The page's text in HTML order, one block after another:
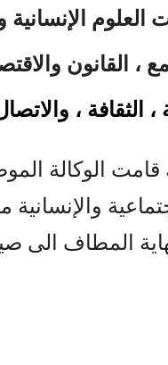
العلوم الإنسانية
، القانون
، الثقافة ،
الوكالة
المطاف الى